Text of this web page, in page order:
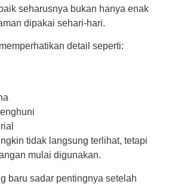
seharusnya bukan hanya enak
dipakai sehari-hari.
detail seperti:
tidak langsung terlihat, tetapi
mulai digunakan.
baru sadar pentingnya setelah